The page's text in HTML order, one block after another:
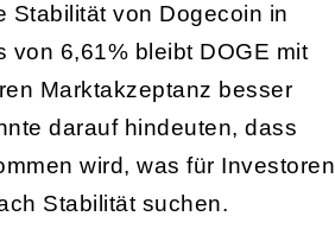
Stabilität von Dogecoin in
von 6,61% bleibt DOGE mit
Marktakzeptanz besser
darauf hindeuten, dass
wird, was für Investoren
Stabilität suchen.